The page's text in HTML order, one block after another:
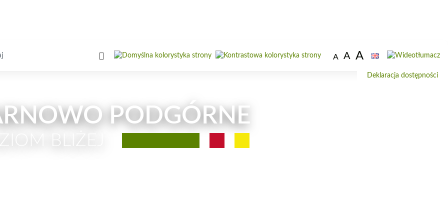
A A A
Deklaracja dostępności
PODGÓRNE
BLIŻEJ